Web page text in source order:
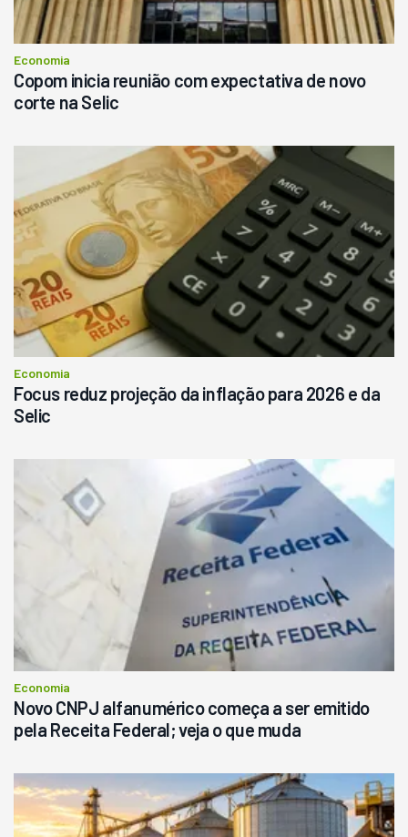
Consultar
Economia
Copom inicia reunião com expectativa de novo
corte na Selic
Economia
Focus reduz projeção da inflação para 2026 e da
Selic
Economia
Novo CNPJ alfanumérico começa a ser emitido
pela Receita Federal; veja o que muda